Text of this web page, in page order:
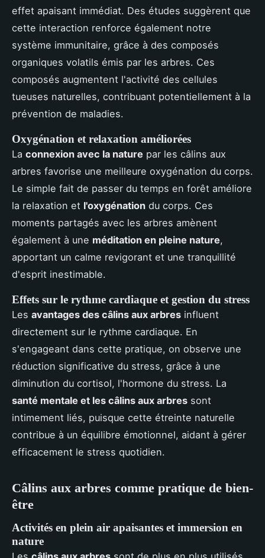
effet apaisant immédiat. Des études suggèrent que
cette interaction renforce également notre
système immunitaire, grâce à des composés
organiques volatils émis par les arbres. Ces
composés augmentent l'activité des cellules
tueuses naturelles, contribuant potentiellement à la
prévention de maladies.
Oxygénation et relaxation améliorées
La connexion avec la nature par les câlins aux
arbres favorise une meilleure oxygénation du corps.
Le simple fait de passer du temps en forêt améliore
la relaxation et l'oxygénation du corps. Ces
moments partagés avec les arbres amènent
également à une méditation en pleine nature,
apportant un calme revigorant et une tranquillité
d'esprit inestimable.
Effets sur le rythme cardiaque et gestion du stress
Les avantages des câlins aux arbres influent
directement sur le rythme cardiaque. En
s'engageant dans cette pratique, on observe une
réduction significative du stress, grâce à une
diminution du cortisol, l'hormone du stress. La
santé mentale et les câlins aux arbres sont
intimement liés, puisque cette étreinte naturelle
contribue à un équilibre émotionnel, aidant à gérer
efficacement le stress quotidien.
Câlins aux arbres comme pratique de bien-
être
Activités en plein air apaisantes et immersion en
nature